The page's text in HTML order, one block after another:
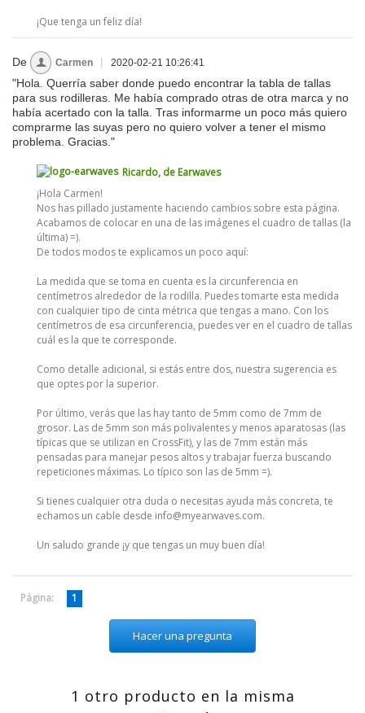
¡Que tenga un feliz día!
De Carmen | 2020-02-21 10:26:41
"Hola. Querría saber donde puedo encontrar la tabla de tallas
para sus rodilleras. Me había comprado otras de otra marca y no
había acertado con la talla. Tras informarme un poco más quiero
comprarme las suyas pero no quiero volver a tener el mismo
problema. Gracias."
Ricardo, de Earwaves
¡Hola Carmen!
Nos has pillado justamente haciendo cambios sobre esta página.
Acabamos de colocar en una de las imágenes el cuadro de tallas (la
última) =).
De todos modos te explicamos un poco aquí:
La medida que se toma en cuenta es la circunferencia en
centímetros alrededor de la rodilla. Puedes tomarte esta medida
con cualquier tipo de cinta métrica que tengas a mano. Con los
centímetros de esa circunferencia, puedes ver en el cuadro de tallas
cuál es la que te corresponde.
Como detalle adicional, si estás entre dos, nuestra sugerencia es
que optes por la superior.
Por último, verás que las hay tanto de 5mm como de 7mm de
grosor. Las de 5mm son más polivalentes y menos aparatosas (las
típicas que se utilizan en CrossFit), y las de 7mm están más
pensadas para manejar pesos altos y trabajar fuerza buscando
repeticiones máximas. Lo típico son las de 5mm =).
Si tienes cualquier otra duda o necesitas ayuda más concreta, te
echamos un cable desde info@myearwaves.com.
Un saludo grande ¡y que tengas un muy buen día!
Página: 1
Hacer una pregunta
1 otro producto en la misma